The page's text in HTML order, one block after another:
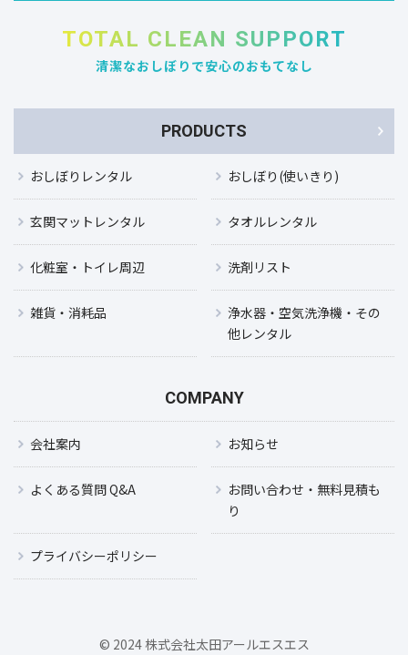
TOTAL CLEAN SUPPORT
清潔なおしぼりで安心のおもてなし
PRODUCTS
おしぼりレンタル おしぼり(使いきり)
玄関マットレンタル タオルレンタル
化粧室・トイレ周辺 洗剤リスト
雑貨・消耗品
浄水器・空気洗浄機・その
他レンタル
COMPANY
会社案内 お知らせ
よくある質問 Q&A
お問い合わせ・無料見積も
り
プライバシーポリシー
© 2024 株式会社太田アールエスエス